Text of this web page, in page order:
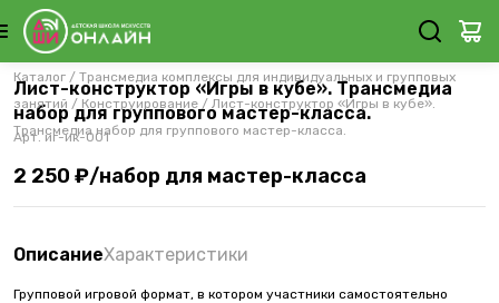
Каталог / Трансмедиа комплексы для индивидуальных и групповых
занятий / Конструирование / Лист-конструктор «Игры в кубе».
Трансмедиа набор для группового мастер-класса.
Лист-конструктор «Игры в кубе». Трансмедиа
набор для группового мастер-класса.
Арт.иг-ик-001
2 250 ₽/набор для мастер-класса
ОписаниеХарактеристики
Групповой игровой формат, в котором участники самостоятельно